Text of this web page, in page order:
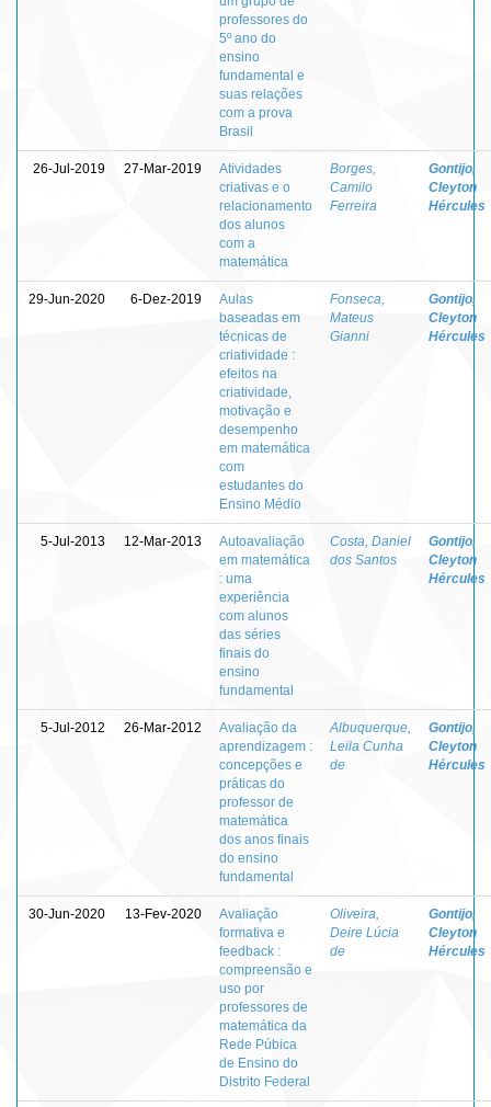
professores do
5º ano do
ensino
fundamental e
suas relações
com a prova
Brasil
26-Jul-2019 27-Mar-2019
Atividades
criativas e o
relacionamento
dos alunos
com a
matemática
Borges,
Camilo
Ferreira
Gontijo,
Cleyton
Hércules
29-Jun-2020 6-Dez-2019
Aulas
baseadas em
técnicas de
criatividade :
efeitos na
criatividade,
motivação e
desempenho
em matemática
com
estudantes do
Ensino Médio
Fonseca,
Mateus
Gianni
Gontijo,
Cleyton
Hércules
5-Jul-2013 12-Mar-2013
Autoavaliação
em matemática
: uma
experiência
com alunos
das séries
finais do
ensino
fundamental
Costa, Daniel
dos Santos
Gontijo,
Cleyton
Hércules
5-Jul-2012 26-Mar-2012
Avaliação da
aprendizagem :
concepções e
práticas do
professor de
matemática
dos anos finais
do ensino
fundamental
Albuquerque,
Leila Cunha
de
Gontijo,
Cleyton
Hércules
30-Jun-2020 13-Fev-2020
Avaliação
formativa e
feedback :
compreensão e
uso por
professores de
matemática da
Rede Púbica
de Ensino do
Distrito Federal
Oliveira,
Deire Lúcia
de
Gontijo,
Cleyton
Hércules